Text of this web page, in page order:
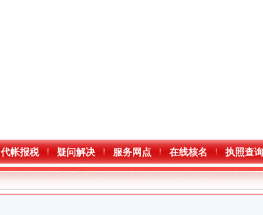
代帐报税 疑问解决 服务网点 在线核名 执照查询